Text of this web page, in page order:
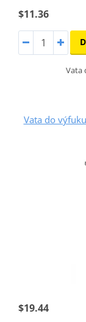
$11.36
Vata
Vata do výfuku
$19.44